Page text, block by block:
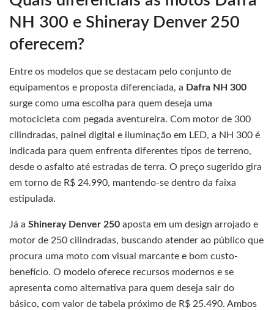
NH 300 e Shineray Denver 250
oferecem?
Entre os modelos que se destacam pelo conjunto de
equipamentos e proposta diferenciada, a Dafra NH 300
surge como uma escolha para quem deseja uma
motocicleta com pegada aventureira. Com motor de 300
cilindradas, painel digital e iluminação em LED, a NH 300 é
indicada para quem enfrenta diferentes tipos de terreno,
desde o asfalto até estradas de terra. O preço sugerido gira
em torno de R$ 24.990, mantendo-se dentro da faixa
estipulada.
Já a Shineray Denver 250 aposta em um design arrojado e
motor de 250 cilindradas, buscando atender ao público que
procura uma moto com visual marcante e bom custo-
benefício. O modelo oferece recursos modernos e se
apresenta como alternativa para quem deseja sair do
básico, com valor de tabela próximo de R$ 25.490. Ambos